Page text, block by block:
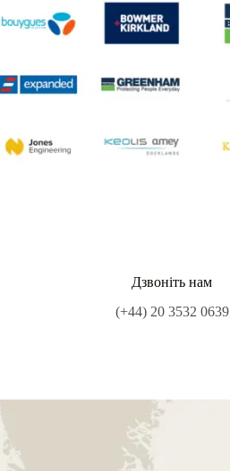
Дзвоніть нам
(+44) 20 3532 0639